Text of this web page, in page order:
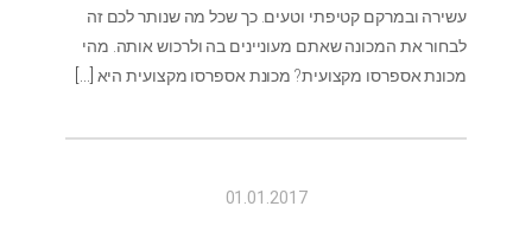
עשירה ובמרקם קטיפתי וטעים. כך שכל מה שנותר לכם זה
לבחור את המכונה שאתם מעוניינים בה ולרכוש אותה. מהי
מכונת אספרסו מקצועית? מכונת אספרסו מקצועית היא […]
01.01.2017